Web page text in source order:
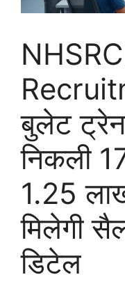
बुलेट
निकली
1.25
मिलेगी
डिटेल